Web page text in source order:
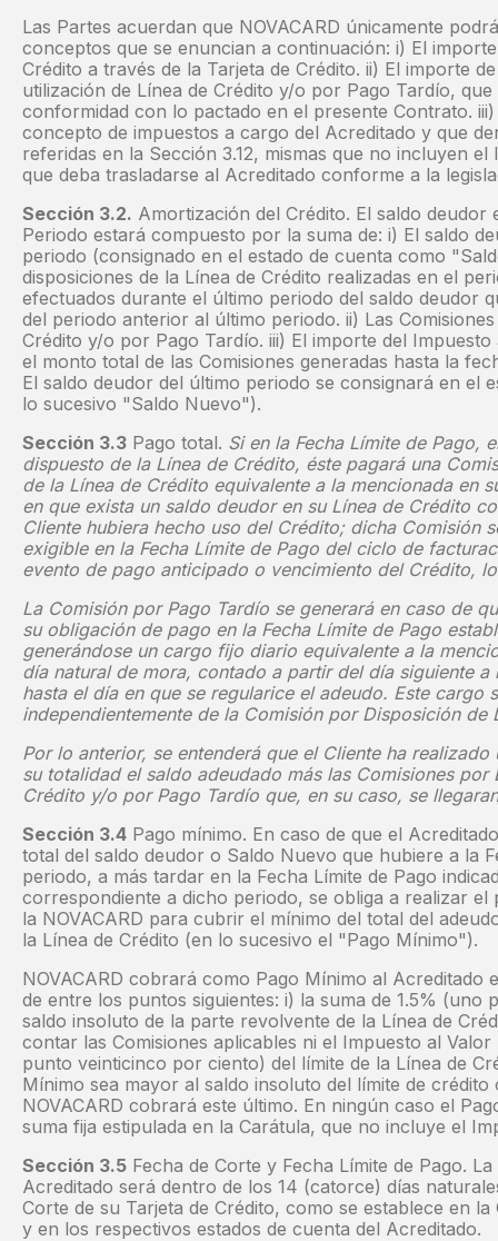
Las Partes acuerdan que NOVACARD únicamente
conceptos que se enuncian a continuación: i) El
Crédito a través de la Tarjeta de Crédito. ii) El importe
utilización de Línea de Crédito y/o por Pago Tardío,
conformidad con lo pactado en el presente Contrato.
concepto de impuestos a cargo del Acreditado y que
referidas en la Sección 3.12, mismas que no incluyen
que deba trasladarse al Acreditado conforme a la
Sección 3.2. Amortización del Crédito. El saldo deudor
Periodo estará compuesto por la suma de: i) El saldo
periodo (consignado en el estado de cuenta como
disposiciones de la Línea de Crédito realizadas en el
efectuados durante el último periodo del saldo deudor
del periodo anterior al último periodo. ii) Las
Crédito y/o por Pago Tardío. iii) El importe del
el monto total de las Comisiones generadas hasta la
El saldo deudor del último periodo se consignará en el
lo sucesivo "Saldo Nuevo").
Sección 3.3 Pago total. Si en la Fecha Límite de Pago,
dispuesto de la Línea de Crédito, éste pagará una
de la Línea de Crédito equivalente a la mencionada en
en que exista un saldo deudor en su Línea de Crédito
Cliente hubiera hecho uso del Crédito; dicha Comisión
exigible en la Fecha Límite de Pago del ciclo de
evento de pago anticipado o vencimiento del Crédito,
La Comisión por Pago Tardío se generará en caso de
su obligación de pago en la Fecha Límite de Pago
generándose un cargo fijo diario equivalente a la
día natural de mora, contado a partir del día siguiente a
hasta el día en que se regularice el adeudo. Este cargo
independientemente de la Comisión por Disposición de
Por lo anterior, se entenderá que el Cliente ha
su totalidad el saldo adeudado más las Comisiones por
Crédito y/o por Pago Tardío que, en su caso, se
Sección 3.4 Pago mínimo. En caso de que el
total del saldo deudor o Saldo Nuevo que hubiere a la
periodo, a más tardar en la Fecha Límite de Pago
correspondiente a dicho periodo, se obliga a realizar
la NOVACARD para cubrir el mínimo del total del
la Línea de Crédito (en lo sucesivo el "Pago Mínimo").
NOVACARD cobrará como Pago Mínimo al Acreditado
de entre los puntos siguientes: i) la suma de 1.5% (uno
saldo insoluto de la parte revolvente de la Línea de
contar las Comisiones aplicables ni el Impuesto al
punto veinticinco por ciento) del límite de la Línea de
Mínimo sea mayor al saldo insoluto del límite de
NOVACARD cobrará este último. En ningún caso el
suma fija estipulada en la Carátula, que no incluye el
Sección 3.5 Fecha de Corte y Fecha Límite de Pago.
Acreditado será dentro de los 14 (catorce) días
Corte de su Tarjeta de Crédito, como se establece en
y en los respectivos estados de cuenta del Acreditado.